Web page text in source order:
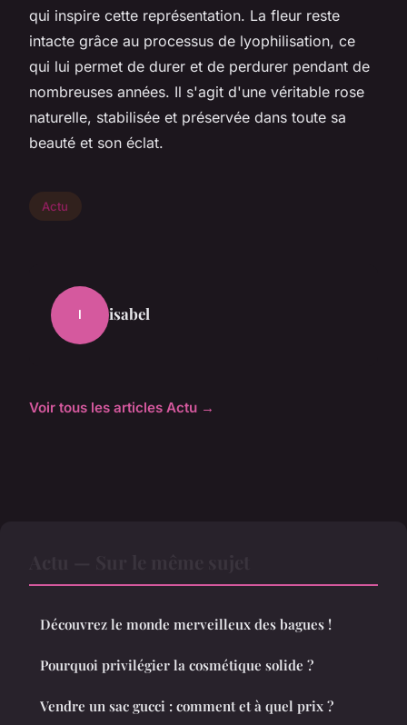
qui inspire cette représentation. La fleur reste
intacte grâce au processus de lyophilisation, ce
qui lui permet de durer et de perdurer pendant de
nombreuses années. Il s'agit d'une véritable rose
naturelle, stabilisée et préservée dans toute sa
beauté et son éclat.
Actu
I isabel
Voir tous les articles Actu →
Découvrez le monde merveilleux des bagues !
Pourquoi privilégier la cosmétique solide ?
Vendre un sac gucci : comment et à quel prix ?